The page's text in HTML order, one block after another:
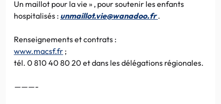
Un maillot pour la vie » , pour soutenir les enfants
hospitalisés : unmaillot.vie@wanadoo.fr .
Renseignements et contrats :
www.macsf.fr ;
tél. 0 810 40 80 20 et dans les délégations régionales.
———-